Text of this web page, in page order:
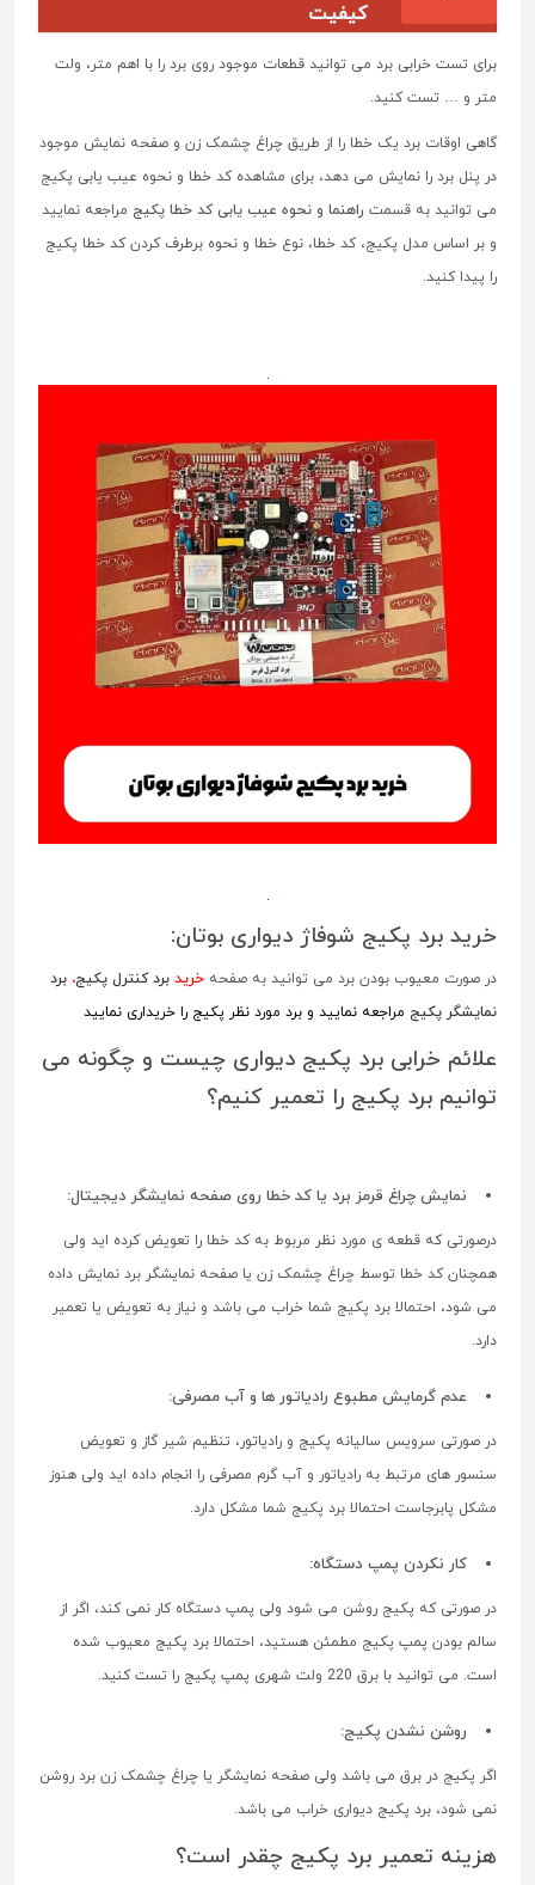
کیفیت
برای تست خرابی برد می توانید قطعات موجود روی برد را با اهم متر، ولت
متر و … تست کنید.
گاهی اوقات برد یک خطا را از طریق چراغ چشمک زن و صفحه نمایش موجود
در پنل برد را نمایش می دهد، برای مشاهده کد خطا و نحوه عیب یابی پکیج
می توانید به قسمت راهنما و نحوه عیب یابی کد خطا پکیج مراجعه نمایید
و بر اساس مدل پکیج، کد خطا، نوع خطا و نحوه برطرف کردن کد خطا پکیج
را پیدا کنید.
خرید برد پکیج شوفاژ دیواری بوتان:
در صورت معیوب بودن برد می توانید به صفحه خرید برد کنترل پکیج، برد
نمایشگر پکیج مراجعه نمایید و برد مورد نظر پکیج را خریداری نمایید
علائم خرابی برد پکیج دیواری چیست و چگونه می
توانیم برد پکیج را تعمیر کنیم؟
نمایش چراغ قرمز برد یا کد خطا روی صفحه نمایشگر دیجیتال:
درصورتی که قطعه ی مورد نظر مربوط به کد خطا را تعویض کرده اید ولی
همچنان کد خطا توسط چراغ چشمک زن یا صفحه نمایشگر برد نمایش داده
می شود، احتمالا برد پکیج شما خراب می باشد و نیاز به تعویض یا تعمیر
دارد.
عدم گرمایش مطبوع رادیاتور ها و آب مصرفی:
در صورتی سرویس سالیانه پکیج و رادیاتور، تنظیم شیر گاز و تعویض
سنسور های مرتبط به رادیاتور و آب گرم مصرفی را انجام داده اید ولی هنوز
مشکل پابرجاست احتمالا برد پکیج شما مشکل دارد.
کار نکردن پمپ دستگاه:
در صورتی که پکیج روشن می شود ولی پمپ دستگاه کار نمی کند، اگر از
سالم بودن پمپ پکیج مطمئن هستید، احتمالا برد پکیج معیوب شده
است. می توانید با برق 220 ولت شهری پمپ پکیج را تست کنید.
روشن نشدن پکیج:
اگر پکیج در برق می باشد ولی صفحه نمایشگر یا چراغ چشمک زن برد روشن
نمی شود، برد پکیج دیواری خراب می باشد.
هزینه تعمیر برد پکیج چقدر است؟